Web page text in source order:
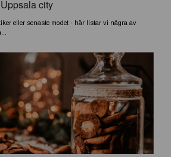
city
eller senaste modet - här listar vi några av